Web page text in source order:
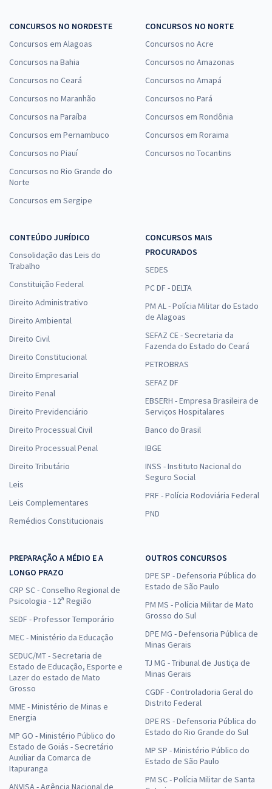
CONCURSOS NO NORDESTE
Concursos em Alagoas
Concursos na Bahia
Concursos no Ceará
Concursos no Maranhão
Concursos na Paraíba
Concursos em Pernambuco
Concursos no Piauí
Concursos no Rio Grande do
Norte
Concursos em Sergipe
CONCURSOS NO NORTE
Concursos no Acre
Concursos no Amazonas
Concursos no Amapá
Concursos no Pará
Concursos em Rondônia
Concursos em Roraima
Concursos no Tocantins
CONTEÚDO JURÍDICO
Consolidação das Leis do
Trabalho
Constituição Federal
Direito Administrativo
Direito Ambiental
Direito Civil
Direito Constitucional
Direito Empresarial
Direito Penal
Direito Previdenciário
Direito Processual Civil
Direito Processual Penal
Direito Tributário
Leis
Leis Complementares
Remédios Constitucionais
CONCURSOS MAIS
PROCURADOS
SEDES
PC DF - DELTA
PM AL - Polícia Militar do Estado
de Alagoas
SEFAZ CE - Secretaria da
Fazenda do Estado do Ceará
PETROBRAS
SEFAZ DF
EBSERH - Empresa Brasileira de
Serviços Hospitalares
Banco do Brasil
IBGE
INSS - Instituto Nacional do
Seguro Social
PRF - Polícia Rodoviária Federal
PND
PREPARAÇÃO A MÉDIO E A
LONGO PRAZO
CRP SC - Conselho Regional de
Psicologia - 12ª Região
SEDF - Professor Temporário
MEC - Ministério da Educação
SEDUC/MT - Secretaria de
Estado de Educação, Esporte e
Lazer do estado de Mato
Grosso
MME - Ministério de Minas e
Energia
MP GO - Ministério Público do
Estado de Goiás - Secretário
Auxiliar da Comarca de
Itapuranga
ANVISA - Agência Nacional de
OUTROS CONCURSOS
DPE SP - Defensoria Pública do
Estado de São Paulo
PM MS - Polícia Militar de Mato
Grosso do Sul
DPE MG - Defensoria Pública de
Minas Gerais
TJ MG - Tribunal de Justiça de
Minas Gerais
CGDF - Controladoria Geral do
Distrito Federal
DPE RS - Defensoria Pública do
Estado do Rio Grande do Sul
MP SP - Ministério Público do
Estado de São Paulo
PM SC - Polícia Militar de Santa